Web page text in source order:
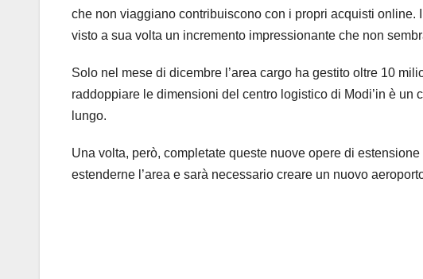
che non viaggiano contribuiscono con i propri acquisti
visto a sua volta un incremento impressionante che non
Solo nel mese di dicembre l’area cargo ha gestito oltre 10
raddoppiare le dimensioni del centro logistico di Modi’in è
lungo.
Una volta, però, completate queste nuove opere di
estenderne l’area e sarà necessario creare un nuovo